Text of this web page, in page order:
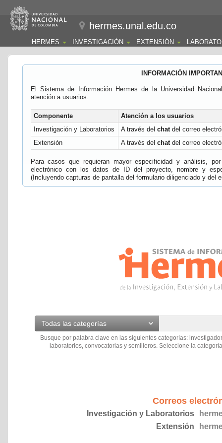
hermes.unal.edu.co
HERMES INVESTIGACIÓN EXTENSIÓN
INFORMACIÓN
El Sistema de Información Hermes de la Universidad
atención a usuarios:
Componente
Atención a los usuarios
Investigación y Laboratorios
A través del chatdel correo
Extensión
A través del chatdel correo
Para casos que requieran mayor especificidad y análisis,
electrónico con los datos de ID del proyecto, nombre y
(Incluyendo capturas de pantalla del formulario diligenciado y del
Todas las categorías
Busque por palabra clave en las siguientes categorías:
laboratorios, convocatorias y semilleros. Seleccione la
Correos
Investigación y Laboratorios
Extensión